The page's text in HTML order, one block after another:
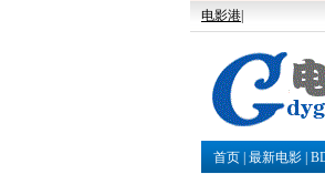
电影港
首页 最新电影